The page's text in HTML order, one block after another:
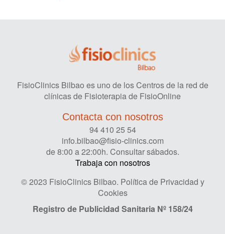
FisioClinics Bilbao es uno de los Centros de la red de
clínicas de Fisioterapia de FisioOnline
Contacta con nosotros
94 410 25 54
info.bilbao@fisio-clinics.com
de 8:00 a 22:00h. Consultar sábados.
Trabaja con nosotros
© 2023 FisioClinics Bilbao. Política de Privacidad y
Cookies
Registro de Publicidad SanitariaNº 158/24